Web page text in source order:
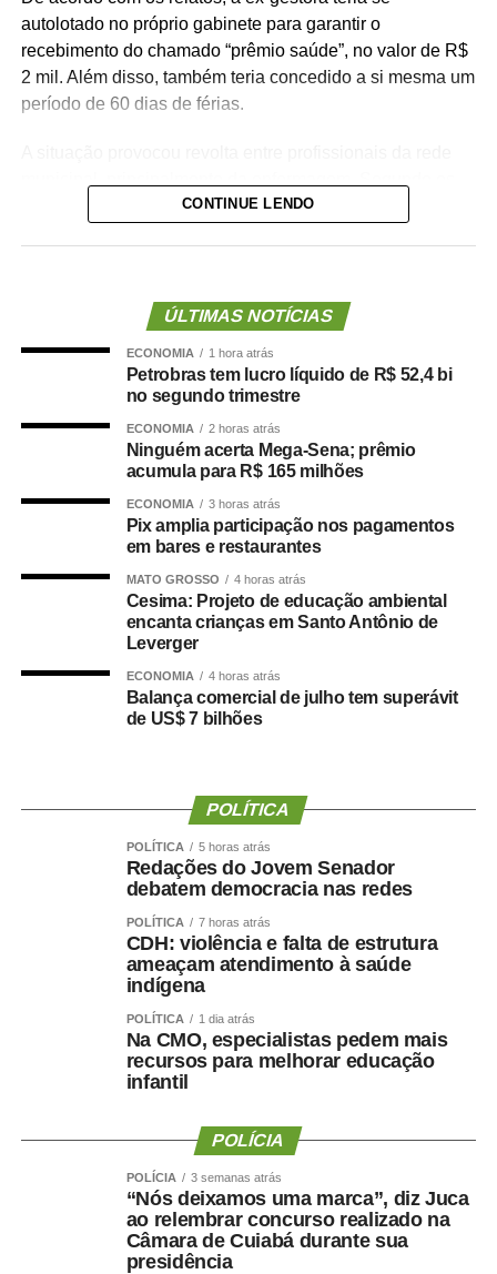
autolotado no próprio gabinete para garantir o
recebimento do chamado “prêmio saúde”, no valor de R$
2 mil. Além disso, também teria concedido a si mesma um
período de 60 dias de férias.
denunciantes, a gestão costumava negar pedidos de
Os servidores apontam ainda incoerência entre discurso
e prática da administração municipal. Durante a
inauguração da Unidade de Saúde da Família (USF) do
autorizaria férias sem a devida substituição de
profissionais, o que reforçou a percepção de tratamento
desigual dentro da pasta.
Danielle Carmona é servidora efetiva do município e atua
como enfermeira de carreira. Conforme os relatos, ela
teria se beneficiado de decisões administrativas tomadas
enquanto ainda ocupava o cargo de secretária.
Prefeitura nega irregularidades
Em nota, a Prefeitura de Cuiabá afirmou que não há
Segundo o município, Danielle Carmona possui todos os
direitos garantidos por lei, incluindo férias e benefícios
como o prêmio saúde, desde que atendidos os critérios
estabelecidos.
A gestão também informou que a lotação em gabinete é
um ato administrativo regular, especialmente em períodos
de transição, e que a permanência da servidora no local
Sobre os 60 dias de férias, a Prefeitura destacou que a
e já havia sido informada anteriormente, não havendo
qualquer excepcionalidade.
CONTINUE LENDO
ÚLTIMAS NOTÍCIAS
ECONOMIA 1 hora atrás
Petrobras tem lucro líquido de R$ 52,4 bi
no segundo trimestre
ECONOMIA 2 horas atrás
Ninguém acerta Mega-Sena; prêmio
acumula para R$ 165 milhões
ECONOMIA 3 horas atrás
Pix amplia participação nos pagamentos
em bares e restaurantes
MATO GROSSO 4 horas atrás
Cesima: Projeto de educação ambiental
encanta crianças em Santo Antônio de
Leverger
ECONOMIA 4 horas atrás
Balança comercial de julho tem superávit
de US$ 7 bilhões
POLÍTICA
POLÍTICA 5 horas atrás
Redações do Jovem Senador
debatem democracia nas redes
POLÍTICA 7 horas atrás
CDH: violência e falta de estrutura
ameaçam atendimento à saúde
indígena
POLÍTICA 1 dia atrás
Na CMO, especialistas pedem mais
recursos para melhorar educação
infantil
POLÍCIA
POLÍCIA 3 semanas atrás
“Nós deixamos uma marca”, diz Juca
ao relembrar concurso realizado na
Câmara de Cuiabá durante sua
presidência